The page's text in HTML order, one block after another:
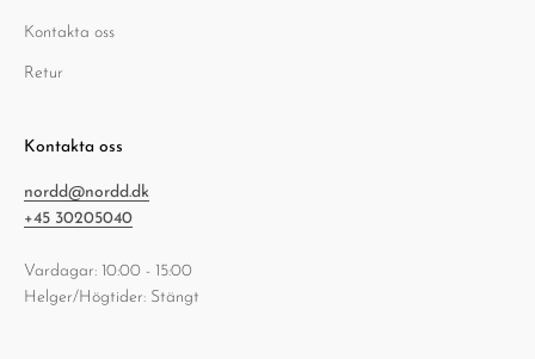
Kontakta oss
Retur
Kontakta oss
nordd@nordd.dk
+45 30205040
Vardagar: 10:00 - 15:00
Helger/Högtider: Stängt